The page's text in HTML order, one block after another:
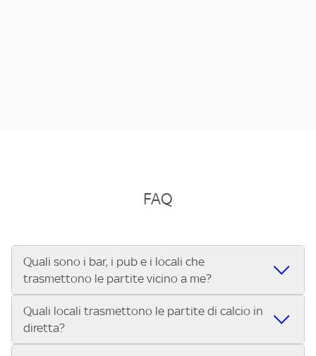
FAQ
Quali sono i bar, i pub e i locali che
trasmettono le partite vicino a me?
Se cerchi un bar, pub, ristorante o locale vicino a te per
vedere le partite di Serie A ENILIVE, la Serie C Sky Wifi, la
UEFA Champions League, la UEFA Europa League, la UEFA
Quali locali trasmettono le partite di calcio in
diretta?